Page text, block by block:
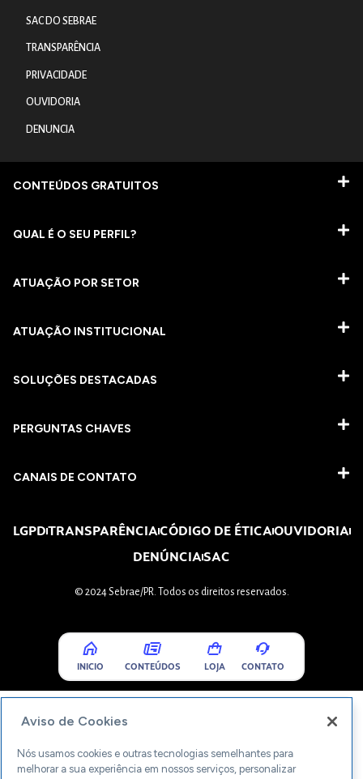
SAC DO SEBRAE
TRANSPARÊNCIA
PRIVACIDADE
OUVIDORIA
DENUNCIA
CONTEÚDOS GRATUITOS
QUAL É O SEU PERFIL?
ATUAÇÃO POR SETOR
ATUAÇÃO INSTITUCIONAL
SOLUÇÕES DESTACADAS
PERGUNTAS CHAVES​
CANAIS DE CONTATO
LGPDTRANSPARÊNCIACÓDIGO DE ÉTICAOUVIDORIA
DENÚNCIASAC
© 2024 Sebrae/PR. Todos os direitos reservados.
INICIO CONTEÚDOS LOJA CONTATO
Aviso de Cookies
Nós usamos cookies e outras tecnologias semelhantes para
melhorar a sua experiência em nossos serviços, personalizar